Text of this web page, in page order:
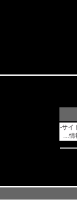
-サイ
…情